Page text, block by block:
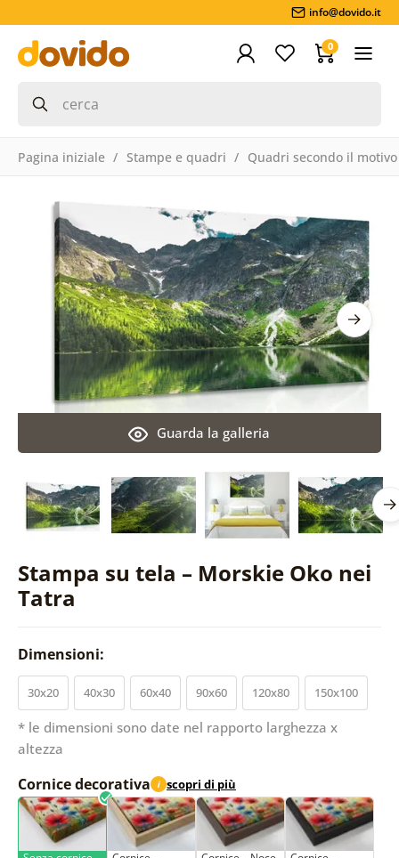
info@dovido.it
0
Pagina iniziale Stampe e quadri Quadri secondo il motivo
Stampa su tela – Morskie Oko nei
Tatra
Guarda la galleria
Dimensioni:
30x20 40x30 60x40 90x60 120x80 150x100
* le dimensioni sono date nel rapporto larghezza x
altezza
Cornice decorativa i scopri di più